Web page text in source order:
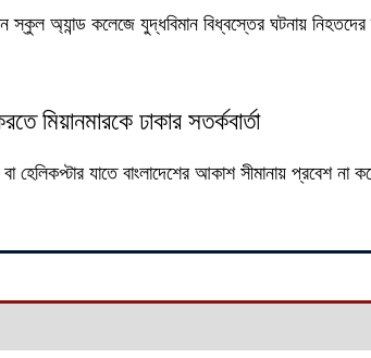
স্কুল অ্যান্ড কলেজে যুদ্ধবিমান বিধ্বস্তের ঘটনায়
মিয়ানমারকে ঢাকার সতর্কবার্তা
বা হেলিকপ্টার যাতে বাংলাদেশের আকাশ সীমানায় প্রবেশ